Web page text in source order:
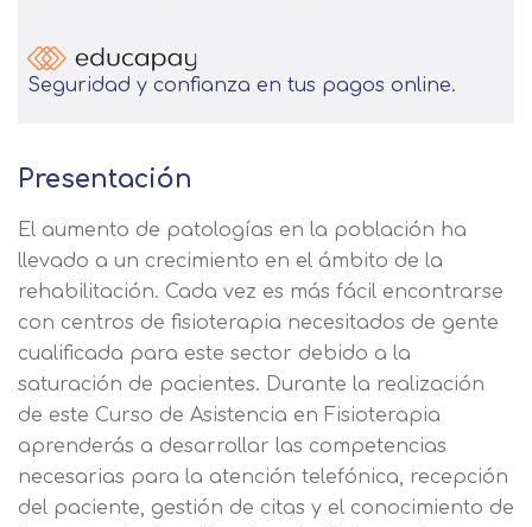
Seguridad y confianza en tus pagos online.
Presentación
El aumento de patologías en la población ha
llevado a un crecimiento en el ámbito de la
rehabilitación. Cada vez es más fácil encontrarse
con centros de fisioterapia necesitados de gente
cualificada para este sector debido a la
saturación de pacientes. Durante la realización
de este Curso de Asistencia en Fisioterapia
aprenderás a desarrollar las competencias
necesarias para la atención telefónica, recepción
del paciente, gestión de citas y el conocimiento de